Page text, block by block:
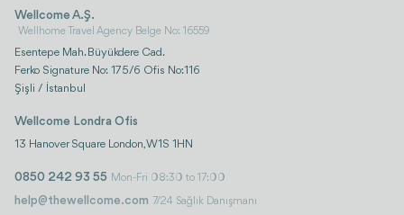
Wellcome A.Ş.
Wellhome Travel Agency Belge No: 16559
Esentepe Mah. Büyükdere Cad.
Ferko Signature No: 175/6 Ofis No:116
Şişli / İstanbul
Wellcome Londra Ofis
13 Hanover Square London, W1S 1HN
0850 242 93 55 Mon-Fri 08:30 to 17:00
help@thewellcome.com 7/24 Sağlık Danışmanı